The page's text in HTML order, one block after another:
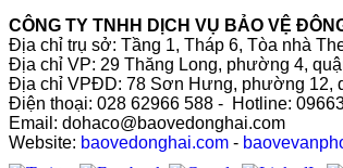
CÔNG TY TNHH DỊCH VỤ BẢO VỆ
Địa chỉ trụ sở: Tầng 1, Tháp 6, Tòa nhà
Địa chỉ VP: 29 Thăng Long, phường 4,
Địa chỉ VPĐD: 78 Sơn Hưng, phường 12,
Điện thoại: 028 62966 588 - Hotline:
Email: dohaco@baovedonghai.com
Website: baovedonghai.com -